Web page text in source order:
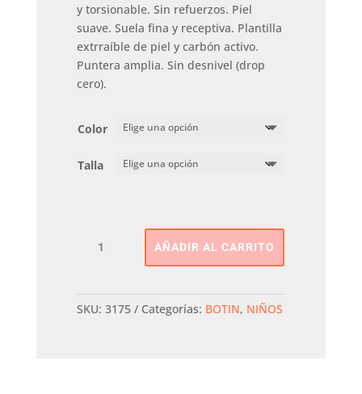
y torsionable. Sin refuerzos. Piel
suave. Suela fina y receptiva. Plantilla
extrraíble de piel y carbón activo.
Puntera amplia. Sin desnivel (drop
cero).
Color
Talla
Serraje
KIDS
AÑADIR AL CARRITO
SKU: 3175 Categorías: BOTIN, NIÑOS